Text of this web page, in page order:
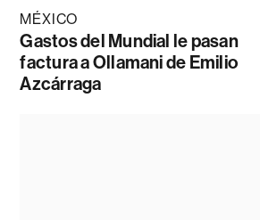
MÉXICO
Gastos del Mundial le pasan
factura a Ollamani de Emilio
Azcárraga